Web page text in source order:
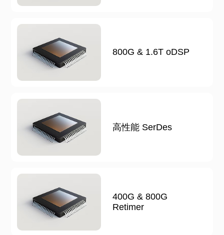
800G & 1.6T oDSP
高性能 SerDes
400G & 800G
Retimer